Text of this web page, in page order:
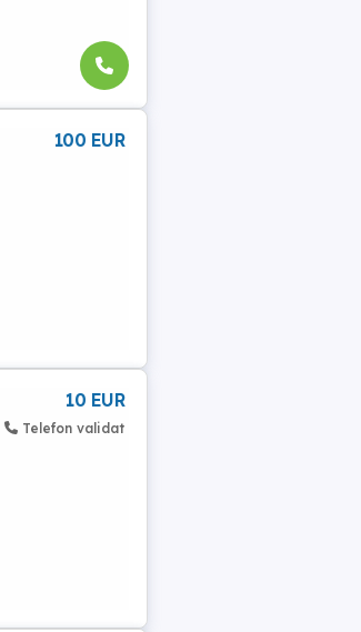
100 EUR
10 EUR
Telefon validat